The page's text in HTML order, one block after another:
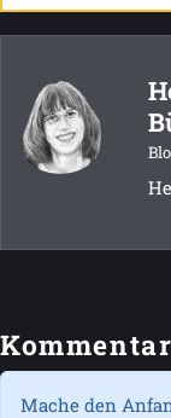
Mache den